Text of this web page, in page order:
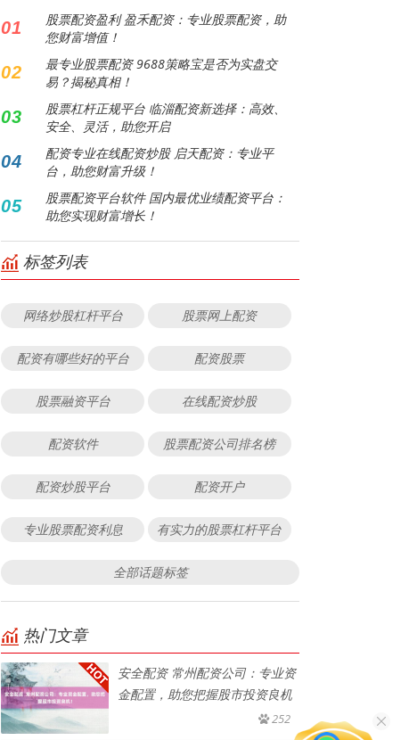
01
股票配资盈利 盈禾配资：专业股票配资，助
您财富增值！
02
最专业股票配资 9688策略宝是否为实盘交
易？揭秘真相！
03
股票杠杆正规平台 临淄配资新选择：高效、
安全、灵活，助您开启
04
配资专业在线配资炒股 启天配资：专业平
台，助您财富升级！
05
股票配资平台软件 国内最优业绩配资平台：
助您实现财富增长！
标签列表
网络炒股杠杆平台 股票网上配资
配资有哪些好的平台 配资股票
股票融资平台 在线配资炒股
配资软件 股票配资公司排名榜
配资炒股平台 配资开户
专业股票配资利息 有实力的股票杠杆平台
全部话题标签
热门文章
安全配资 常州配资公司：专业资
金配置，助您把握股市投资良机
252